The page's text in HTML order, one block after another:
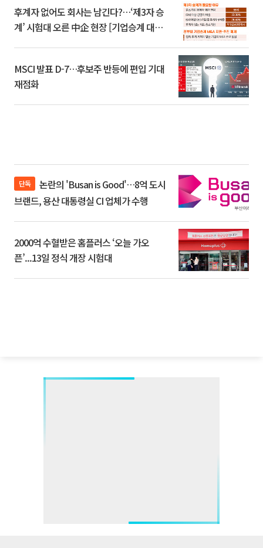
후계자 없어도 회사는 남긴다?…‘제3자 승
계’ 시험대 오른 中企 현장 [기업승계 대전
MSCI 발표 D-7…후보주 반등에 편입 기대
재점화
단독
브랜드, 용산 대통령실 CI 업체가 수행
2000억 수혈받은 홈플러스 ‘오늘 가오
픈’...13일 정식 개장 시험대